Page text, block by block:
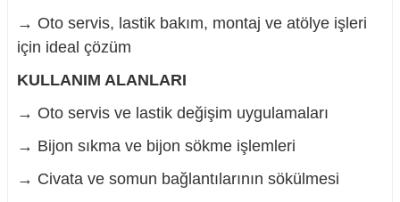
→ Oto servis, lastik bakım, montaj ve atölye işleri
için ideal çözüm
KULLANIM ALANLARI
→ Oto servis ve lastik değişim uygulamaları
→ Bijon sıkma ve bijon sökme işlemleri
→ Civata ve somun bağlantılarının sökülmesi